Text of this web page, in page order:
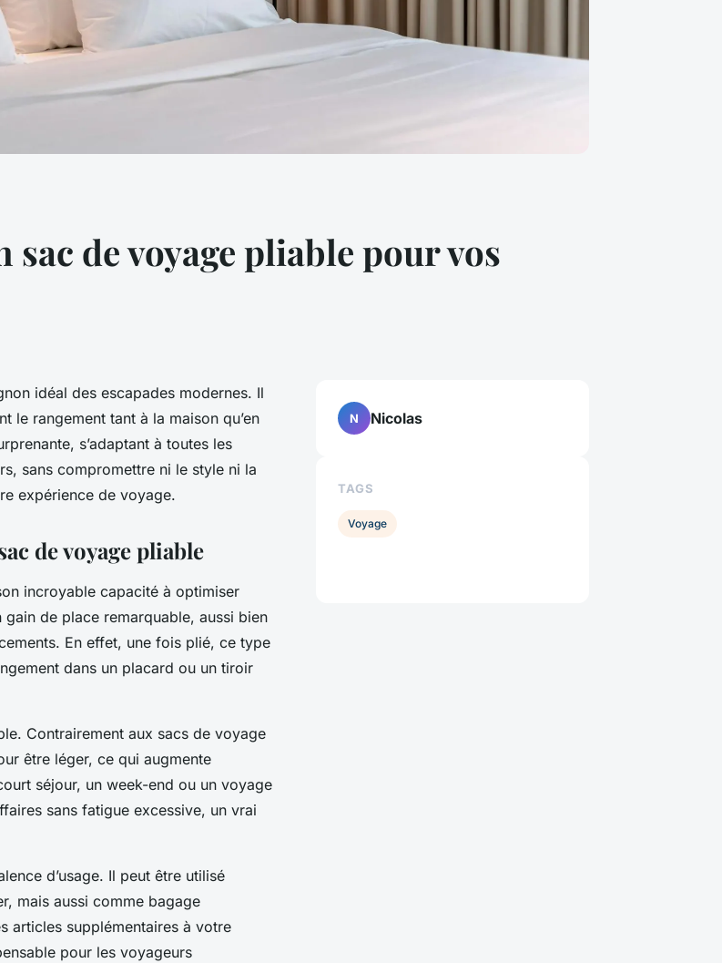
de voyage pliable pour vos
idéal des escapades modernes. Il
le rangement tant à la maison qu’en
s’adaptant à toutes les
sans compromettre ni le style ni la
expérience de voyage.
de voyage pliable
incroyable capacité à optimiser
de place remarquable, aussi bien
En effet, une fois plié, ce type
dans un placard ou un tiroir
Contrairement aux sacs de voyage
être léger, ce qui augmente
séjour, un week-end ou un voyage
sans fatigue excessive, un vrai
d’usage. Il peut être utilisé
mais aussi comme bagage
articles supplémentaires à votre
pour les voyageurs
N Nicolas
TAGS
Voyage